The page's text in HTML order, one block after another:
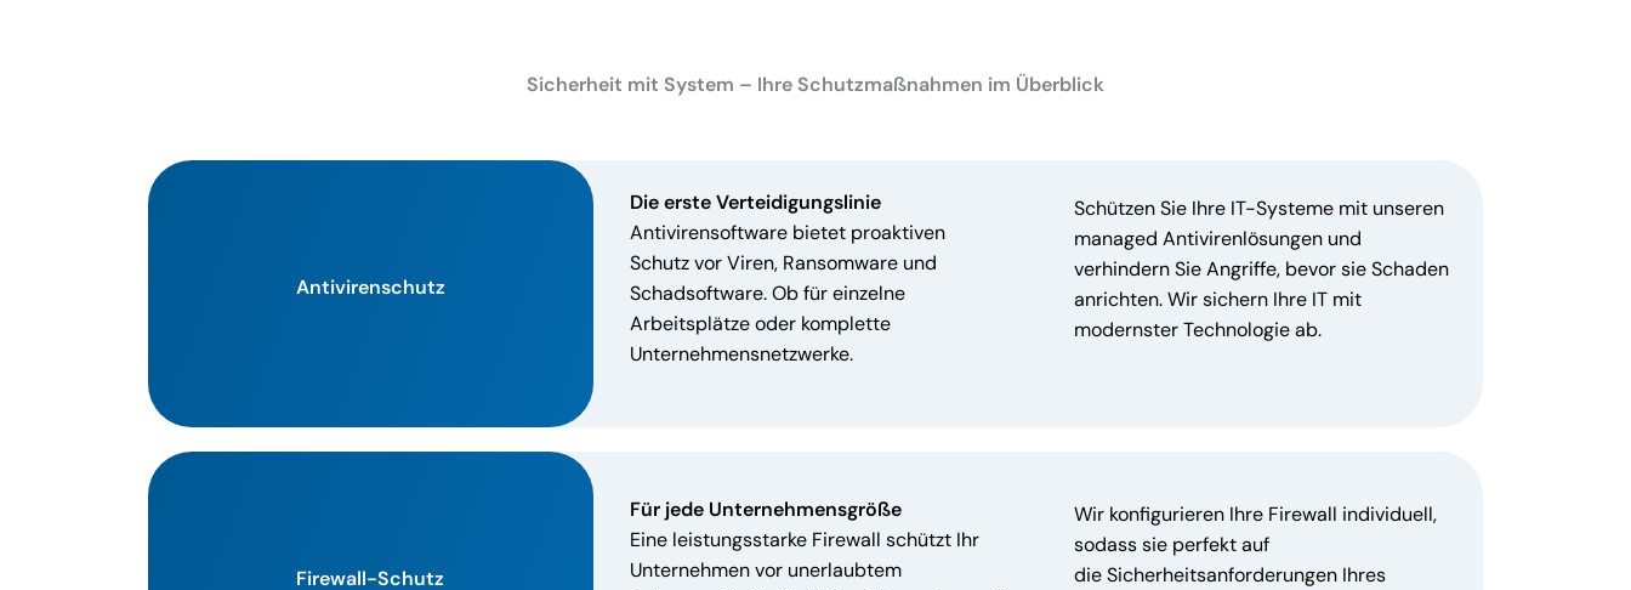
Sicherheit mit System – Ihre Schutzmaßnahmen im Überblick
Antivirenschutz
Die erste Verteidigungslinie
Antivirensoftware bietet proaktiven
Schutz vor Viren, Ransomware und
Schadsoftware. Ob für einzelne
Arbeitsplätze oder komplette
Unternehmensnetzwerke.
Schützen Sie Ihre IT-Systeme mit unseren
managed Antivirenlösungen und
verhindern Sie Angriffe, bevor sie Schaden
anrichten. Wir sichern Ihre IT mit
modernster Technologie ab.
Firewall-Schutz
Für jede Unternehmensgröße
Eine leistungsstarke Firewall schützt Ihr
Unternehmen vor unerlaubtem
Wir konfigurieren Ihre Firewall individuell,
sodass sie perfekt auf
die Sicherheitsanforderungen Ihres